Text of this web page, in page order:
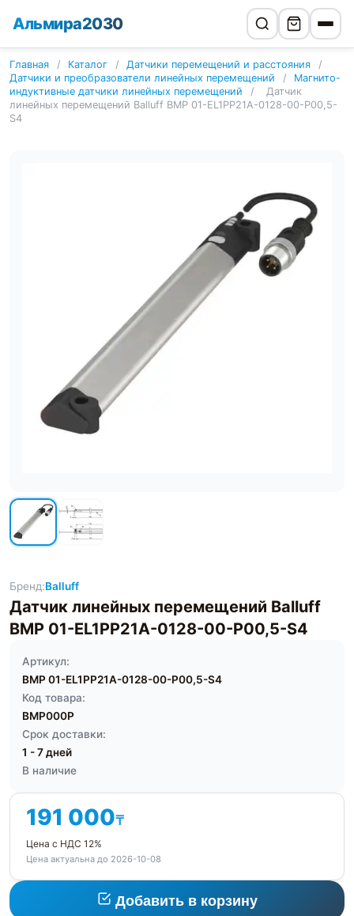
Альмира2030
Главная / Каталог / Датчики перемещений и расстояния
/
Датчики и преобразователи линейных перемещений
/
Магнито-
индуктивные датчики линейных перемещений
/
Датчик
линейных перемещений Balluff BMP 01-EL1PP21A-0128-00-P00,5-
S4
Бренд:Balluff
Датчик линейных перемещений Balluff
BMP 01-EL1PP21A-0128-00-P00,5-S4
Артикул:
BMP 01-EL1PP21A-0128-00-P00,5-S4
Код товара:
BMP000P
Срок доставки:
1 - 7 дней
В наличие
191 000₸
Цена с НДС 12%
Цена актуальна до 2026-10-08
Добавить в корзину